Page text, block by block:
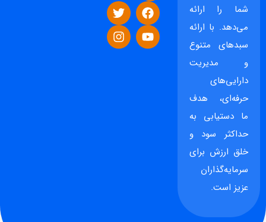
شما را ارائه
می‌دهد. با ارائه
سبدهای متنوع
و مدیریت
دارایی‌های
حرفه‌ای، هدف
ما دستیابی به
حداکثر سود و
خلق ارزش برای
سرمایه‌گذاران
عزیز است.